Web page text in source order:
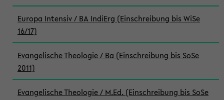
Europa Intensiv / BA IndiErg (Einschreibung bis WiSe
16/17)
Evangelische Theologie / Ba (Einschreibung bis SoSe
2011)
Evangelische Theologie / M.Ed. (Einschreibung bis SoSe